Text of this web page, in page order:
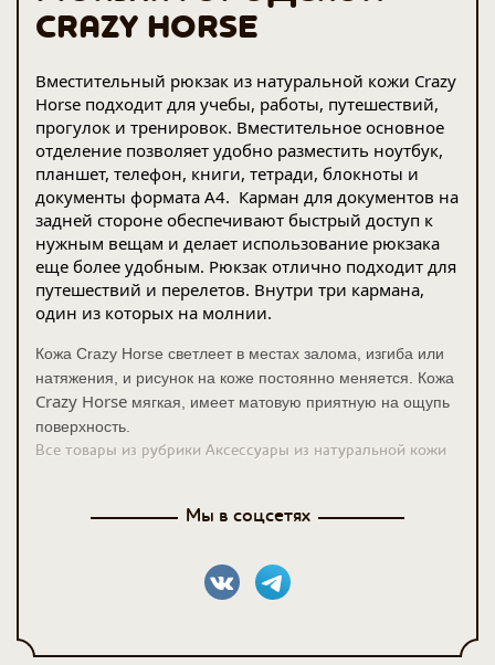
CRAZY HORSE
Вместительный рюкзак из натуральной кожи Crazy
Horse подходит для учебы, работы, путешествий,
прогулок и тренировок. Вместительное основное
отделение позволяет удобно разместить ноутбук,
планшет, телефон, книги, тетради, блокноты и
документы формата A4. Карман для документов на
задней стороне обеспечивают быстрый доступ к
нужным вещам и делает использование рюкзака
еще более удобным. Рюкзак отлично подходит для
путешествий и перелетов. Внутри три кармана,
один из которых на молнии.
Кожа Crazy Horse светлеет в местах залома, изгиба или
натяжения, и рисунок на коже постоянно меняется. Кожа
Crazy Horse мягкая, имеет матовую приятную на ощупь
поверхность.
Все товары из рубрики Аксессуары из натуральной кожи
Мы в соцсетях